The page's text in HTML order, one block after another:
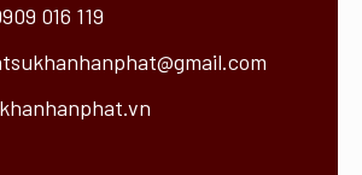
016 119
khanhanphat.vn